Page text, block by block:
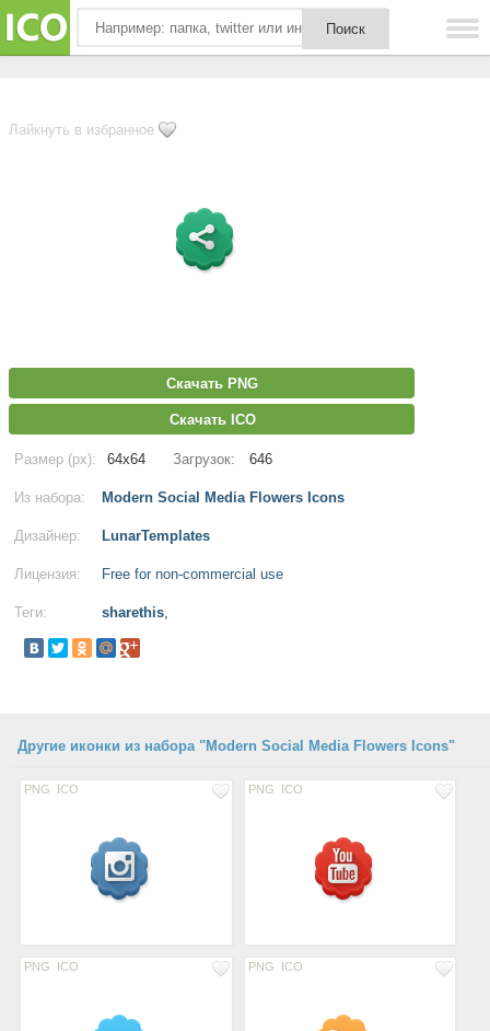
Лайкнуть в избранное
Скачать PNG
Скачать ICO
Размер (px): 64x64 Загрузок: 646
Из набора: Modern Social Media Flowers Icons
Дизайнер: LunarTemplates
Лицензия: Free for non-commercial use
Теги: sharethis,
Другие иконки из набора "Modern Social Media Flowers Icons"
PNG ICO PNG ICO
PNG ICO PNG ICO